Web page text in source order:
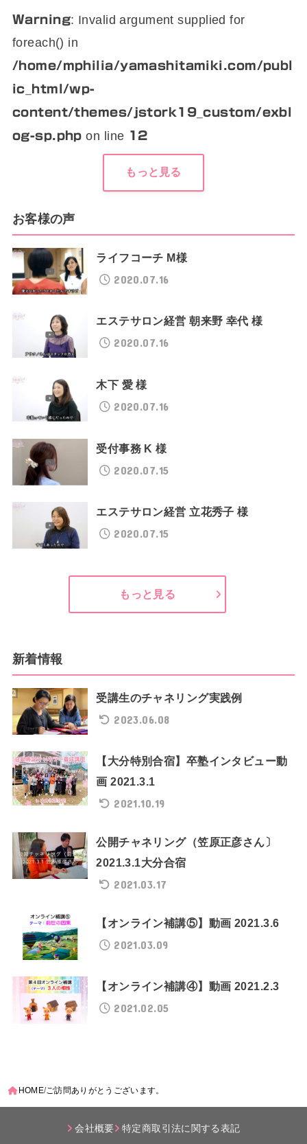
Warning: Invalid argument supplied for
foreach() in
/home/mphilia/yamashitamiki.com/publ
ic_html/wp-
content/themes/jstork19_custom/exbl
og-sp.php on line 12
もっと見る
お客様の声
ライフコーチ M様
2020.07.16
エステサロン経営 朝来野 幸代 様
2020.07.16
木下 愛 様
2020.07.16
受付事務 K 様
2020.07.15
エステサロン経営 立花秀子 様
2020.07.15
もっと見る
新着情報
受講生のチャネリング実践例
2023.06.08
【大分特別合宿】卒塾インタビュー動
画 2021.3.1
2021.10.19
公開チャネリング（笠原正彦さん〕
2021.3.1大分合宿
2021.03.17
【オンライン補講⑤】動画 2021.3.6
2021.03.09
【オンライン補講④】動画 2021.2.3
2021.02.05
HOME ご訪問ありがとうございます。
会社概要 特定商取引法に関する表記